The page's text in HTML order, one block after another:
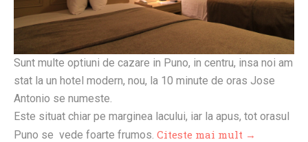
Sunt multe optiuni de cazare in Puno, in centru, insa noi am
stat la un hotel modern, nou, la 10 minute de oras Jose
Antonio se numeste.
Este situat chiar pe marginea lacului, iar la apus, tot orasul
Puno se vede foarte frumos. Citeste mai mult →